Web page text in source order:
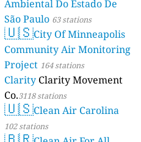
Ambiental Do Estado De
São Paulo 63 stations
🇺🇸City Of Minneapolis
Community Air Monitoring
Project 164 stations
Clarity Clarity Movement
Co.3118 stations
🇺🇸Clean Air Carolina
102 stations